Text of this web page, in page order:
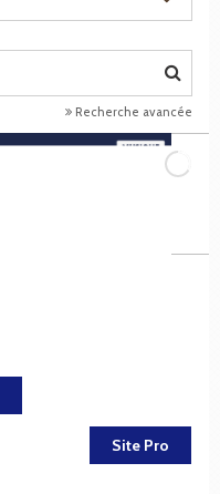
Recherche avancée
Site Pro